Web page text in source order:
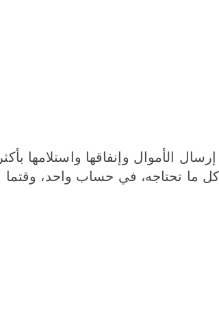
الأموال وإنفاقها واستلامها بأكثر
كل ما تحتاجه، في حساب واحد، وقتما